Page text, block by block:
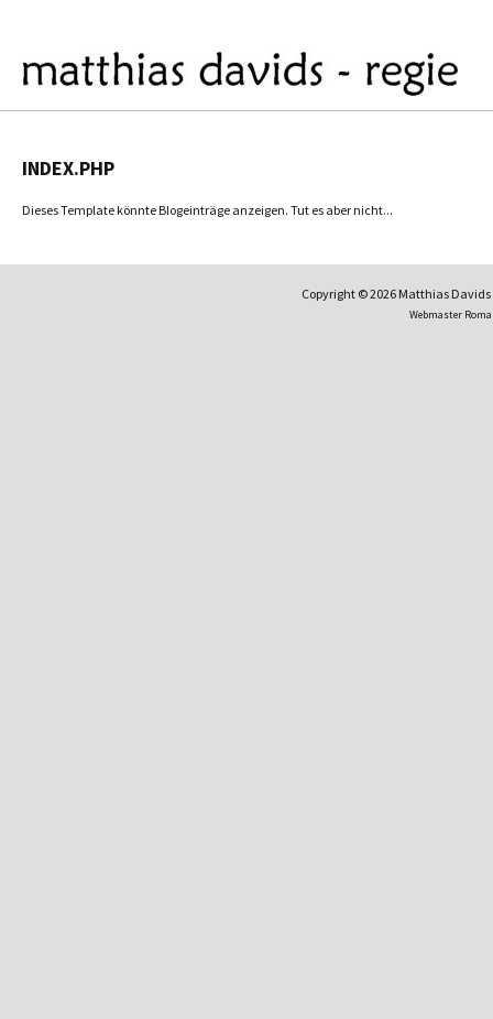
INDEX.PHP
Dieses Template könnte Blogeinträge anzeigen. Tut es aber nicht...
Copyright © 2026 Matthias
Webmaster